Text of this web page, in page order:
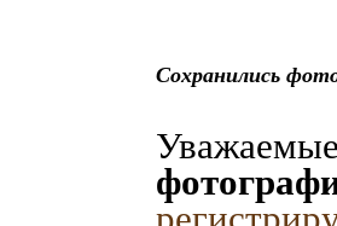
Сохранились